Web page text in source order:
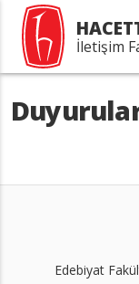
İletişim
Edebiyat